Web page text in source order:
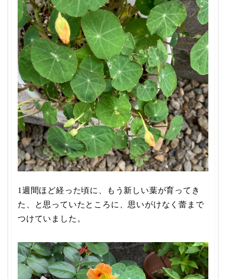
1週間ほど経った頃に、もう新しい葉が育ってき
た、と思っていたところに、思いがけなく蕾まで
つけていました。